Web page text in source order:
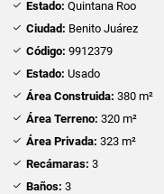
Estado: Quintana Roo
Ciudad: Benito Juárez
Código: 9912379
Estado: Usado
Área Construida: 380 m²
Área Terreno: 320 m²
Área Privada: 323 m²
Recámaras: 3
Baños: 3